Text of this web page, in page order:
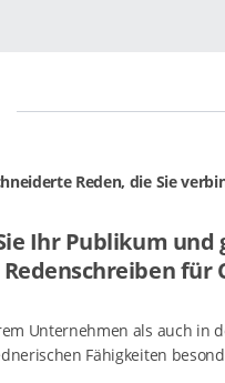
Reden, die Sie
Ihr Publikum
für
Unternehmen als auch in
Fähigkeiten